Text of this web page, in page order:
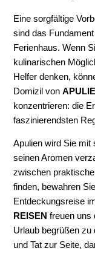
Eine sorgfältige
sind das
Ferienhaus. Wenn
kulinarischen
Helfer denken,
Domizil von
konzentrieren: die
faszinierendsten
Apulien wird Sie mit
seinen Aromen
zwischen
finden, bewahren
Entdeckungsreise
REISEN freuen uns
Urlaub begrüßen zu
und Tat zur Seite,